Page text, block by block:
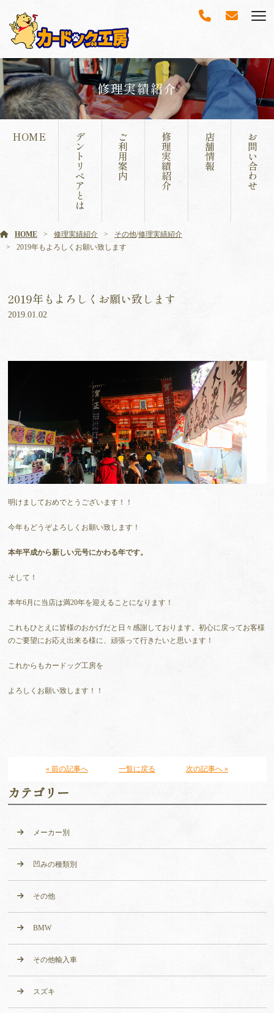
修理実績紹介
HOME デ
ン
ト
リ
ペ
ア
と
は
ご
利
用
案
内
修
理
実
績
紹
介
店
舗
情
報
お
問
い
合
わ
せ
HOME 修理実績紹介 その他/修理実績紹介
2019年もよろしくお願い致します
2019年もよろしくお願い致します
2019.01.02
明けましておめでとうございます！！
今年もどうぞよろしくお願い致します！
本年平成から新しい元号にかわる年です。
そして！
本年6月に当店は満20年を迎えることになります！
これもひとえに皆様のおかげだと日々感謝しております。初心に戻ってお客様
のご要望にお応え出来る様に、頑張って行きたいと思います！
これからもカードッグ工房を
よろしくお願い致します！！
« 前の記事へ 一覧に戻る 次の記事へ »
カテゴリー
メーカー別
凹みの種類別
その他
BMW
その他輸入車
スズキ